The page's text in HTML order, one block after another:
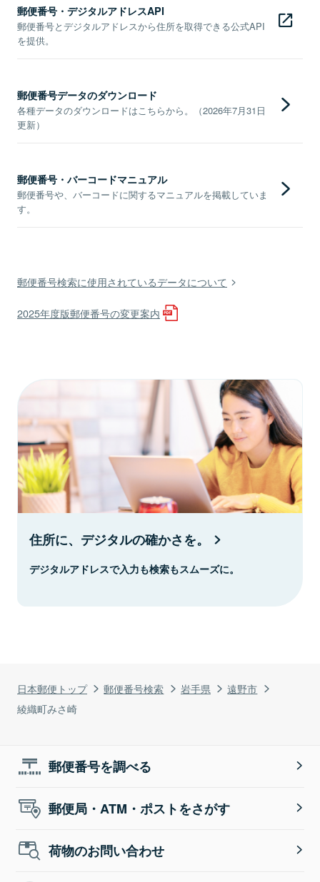
日本郵便トップ 郵便番号検索 岩手県
遠野市
綾織町みさ崎
郵便番号・デジタルアドレスAPI
郵便番号とデジタルアドレスから住所を取得できる公式API
を提供。
郵便番号データのダウンロード
各種データのダウンロードはこちらから。（2026年7月31日
更新）
郵便番号・バーコードマニュアル
郵便番号や、バーコードに関するマニュアルを掲載していま
す。
郵便番号検索に使用されているデータについて
2025年度版郵便番号の変更案内
住所に、デジタルの確かさを。
デジタルアドレスで入力も検索もスムーズに。
郵便番号を調べる
郵便局・ATM・ポストをさがす
荷物のお問い合わせ